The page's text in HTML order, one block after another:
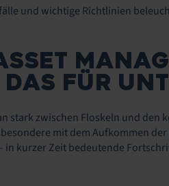
und wichtige Richtlinien
FÜR
stark zwischen Floskeln und
mit dem Aufkommen
kurzer Zeit bedeutende